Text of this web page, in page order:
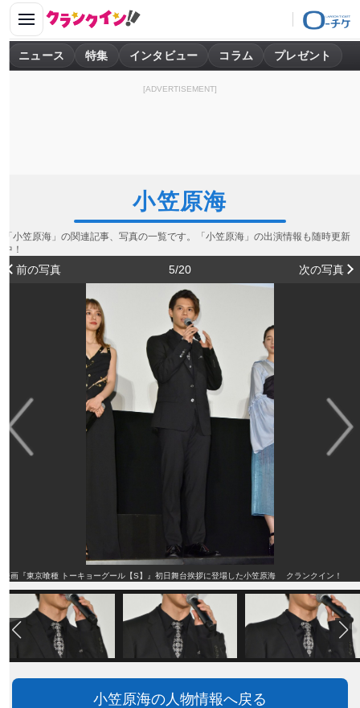
ニュース 特集 インタビュー コラム プレゼント
[ADVERTISEMENT]
小笠原海
「小笠原海」の関連記事、写真の一覧です。「小笠原海」の出演情報も随時更新
中！
前の写真 5/20 次の写真
映画『東京喰種 トーキョーグール【S】』初日舞台挨拶に登場した小笠原海 クランクイン！
小笠原海の人物情報へ戻る